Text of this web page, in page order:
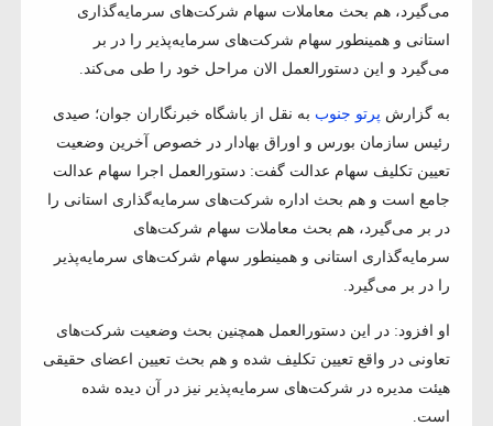
می‌گیرد، هم بحث معاملات سهام شرکت‌های سرمایه‌گذاری
استانی و همینطور سهام شرکت‌های سرمایه‌پذیر را در بر
می‌گیرد و این دستورالعمل الان مراحل خود را طی می‌کند.
به گزارش پرتو جنوب به نقل از باشگاه خبرنگاران جوان؛ صیدی
رئیس سازمان بورس و اوراق بهادار در خصوص آخرین وضعیت
تعیین تکلیف سهام عدالت گفت: دستورالعمل اجرا سهام عدالت
جامع است و هم بحث اداره شرکت‌های سرمایه‌گذاری استانی را
در بر می‌گیرد، هم بحث معاملات سهام شرکت‌های
سرمایه‌گذاری استانی و همینطور سهام شرکت‌های سرمایه‌پذیر
را در بر می‌گیرد.
او افزود: در این دستورالعمل همچنین بحث وضعیت شرکت‌های
تعاونی در واقع تعیین تکلیف شده و هم بحث تعیین اعضای حقیقی
هیئت مدیره در شرکت‌های سرمایه‌پذیر نیز در آن دیده شده
است.